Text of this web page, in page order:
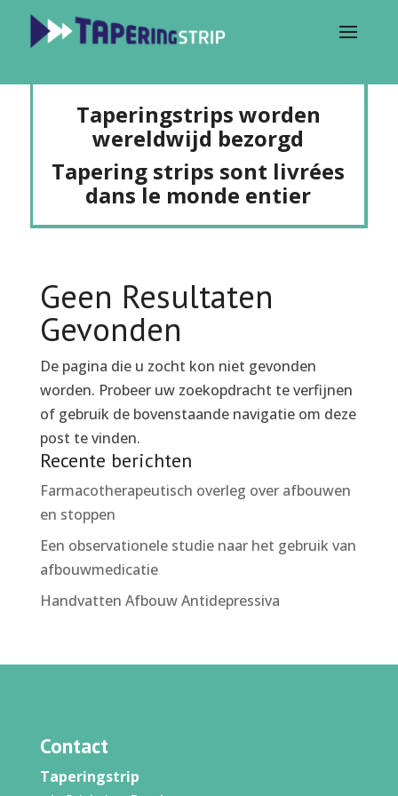
Taperingstrips worden
wereldwijd bezorgd
Tapering strips sont livrées
dans le monde entier
Geen Resultaten
Gevonden
De pagina die u zocht kon niet gevonden
worden. Probeer uw zoekopdracht te verfijnen
of gebruik de bovenstaande navigatie om deze
post te vinden.
Recente berichten
Farmacotherapeutisch overleg over afbouwen
en stoppen
Een observationele studie naar het gebruik van
afbouwmedicatie
Handvatten Afbouw Antidepressiva
Contact
Taperingstrip